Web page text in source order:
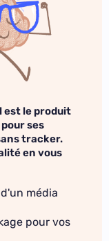
est le produit
ses
tracker.
en vous
média
pour vos